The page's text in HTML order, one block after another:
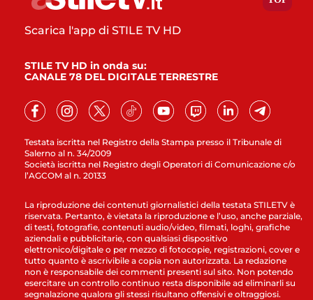
Testata iscritta nel Registro della Stampa presso il Tribunale di
Salerno al n. 34/2009
Società iscritta nel Registro degli Operatori di Comunicazione c/o
l’AGCOM al n. 20133
Scarica l'app di STILE TV HD
STILE TV HD in onda su:
CANALE 78 DEL DIGITALE TERRESTRE
La riproduzione dei contenuti giornalistici della testata STILETV è
riservata. Pertanto, è vietata la riproduzione e l’uso, anche parziale,
di testi, fotografie, contenuti audio/video, filmati, loghi, grafiche
aziendali e pubblicitarie, con qualsiasi dispositivo
elettronico/digitale o per mezzo di fotocopie, registrazioni, cover e
tutto quanto è ascrivibile a copia non autorizzata. La redazione
non è responsabile dei commenti presenti sul sito. Non potendo
esercitare un controllo continuo resta disponibile ad eliminarli su
segnalazione qualora gli stessi risultano offensivi e oltraggiosi.